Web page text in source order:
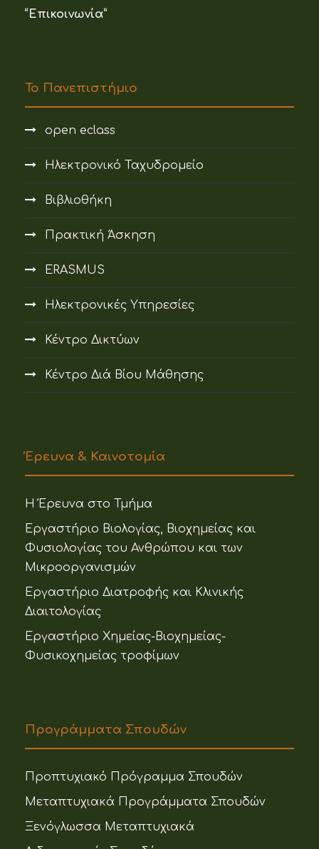
“Επικοινωνία”
Το Πανεπιστήμιο
open eclass
Ηλεκτρονικό Ταχυδρομείο
Βιβλιοθήκη
Πρακτική Άσκηση
ERASMUS
Ηλεκτρονικές Υπηρεσίες
Κέντρο Δικτύων
Κέντρο Διά Βίου Μάθησης
Έρευνα & Καινοτομία
Η Έρευνα στο Τμήμα
Εργαστήριο Βιολογίας, Βιοχημείας και
Φυσιολογίας του Ανθρώπου και των
Μικροοργανισμών
Εργαστήριο Διατροφής και Κλινικής
Διαιτολογίας
Εργαστήριο Χημείας-Βιοχημείας-
Φυσικοχημείας τροφίμων
Προγράμματα Σπουδών
Προπτυχιακό Πρόγραμμα Σπουδών
Μεταπτυχιακά Προγράμματα Σπουδών
Ξενόγλωσσα Μεταπτυχιακά